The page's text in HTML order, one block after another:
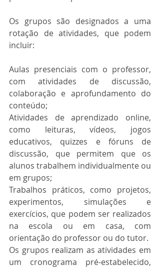
Os grupos são designados a uma
rotação de atividades, que podem
incluir:
Aulas presenciais com o professor,
com atividades de discussão,
colaboração e aprofundamento do
conteúdo;
Atividades de aprendizado online,
como leituras, vídeos, jogos
educativos, quizzes e fóruns de
discussão, que permitem que os
alunos trabalhem individualmente ou
em grupos;
Trabalhos práticos, como projetos,
experimentos, simulações e
exercícios, que podem ser realizados
na escola ou em casa, com
orientação do professor ou do tutor.
Os grupos realizam as atividades em
um cronograma pré-estabelecido,